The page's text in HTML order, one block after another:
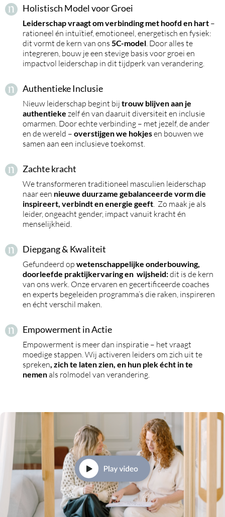
Holistisch Model voor Groei
Leiderschap vraagt om verbinding met hoofd en hart –
rationeel én intuïtief, emotioneel, energetisch en fysiek:
dit vormt de kern van ons 5C-model. Door alles te
integreren, bouw je een stevige basis voor groei en
impactvol leiderschap in dit tijdperk van verandering.
Authentieke Inclusie
Nieuw leiderschap begint bij trouw blijven aan je
authentieke zelf én van daaruit diversiteit en inclusie
omarmen. Door echte verbinding – met jezelf, de ander
en de wereld – overstijgen we hokjesen bouwen we
samen aan een inclusieve toekomst.
Zachte kracht
We transformeren traditioneel masculien leiderschap
naar een nieuwe duurzame gebalanceerde vorm die
inspireert, verbindt en energie geeft. Zo maak je als
leider, ongeacht gender, impact vanuit kracht én
menselijkheid.
Diepgang & Kwaliteit
Gefundeerd op wetenschappelijke onderbouwing,
doorleefde praktijkervaring en wijsheid:dit is de kern
van ons werk. Onze ervaren en gecertificeerde coaches
en experts begeleiden programma’s die raken, inspireren
en écht verschil maken.
Empowerment in Actie
Empowerment is meer dan inspiratie – het vraagt
moedige stappen. Wij activeren leiders om zich uit te
spreken, zich te laten zien, en hun plek écht in te
nemenals rolmodel van verandering.